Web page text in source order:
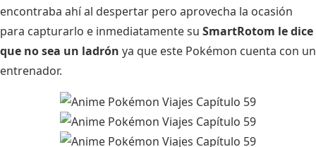
encontraba ahí al despertar pero aprovecha la ocasión
para capturarlo e inmediatamente su SmartRotom le dice
que no sea un ladrón ya que este Pokémon cuenta con un
entrenador.